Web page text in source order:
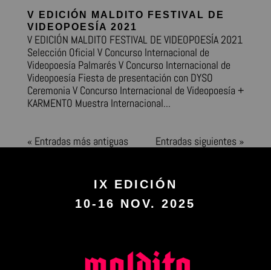
V EDICIÓN MALDITO FESTIVAL DE
VIDEOPOESÍA 2021
V EDICIÓN MALDITO FESTIVAL DE VIDEOPOESÍA 2021
Selección Oficial V Concurso Internacional de
Videopoesía Palmarés V Concurso Internacional de
Videopoesía Fiesta de presentación con DYSO
Ceremonia V Concurso Internacional de Videopoesía +
KARMENTO Muestra Internacional...
« Entradas más antiguas Entradas siguientes »
IX EDICIÓN
10-16 NOV. 2025